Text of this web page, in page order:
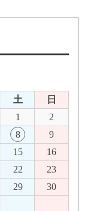
土
日
1
2
8
9
15
16
22
23
29
30